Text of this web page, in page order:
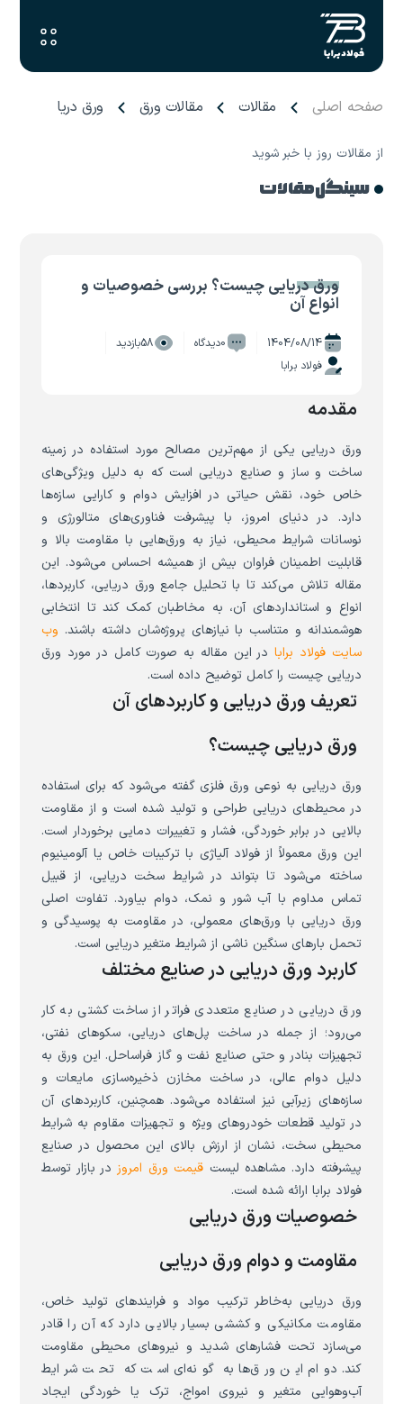
صفحه اصلی مقالات مقالات ورق ورق دریایی
از مقالات روز با خبر شوید
سینگل مقالات
ورق دریایی چیست؟ بررسی خصوصیات و
انواع آن
1404/08/14 0دیدگاه
58بازدید
فولاد برابا
مقدمه
ورق دریایی یکی از مهم‌ترین مصالح مورد استفاده در زمینه
ساخت و ساز و صنایع دریایی است که به دلیل ویژگی‌های
خاص خود، نقش حیاتی در افزایش دوام و کارایی سازه‌ها
دارد. در دنیای امروز، با پیشرفت فناوری‌های متالورژی و
نوسانات شرایط محیطی، نیاز به ورق‌هایی با مقاومت بالا و
قابلیت اطمینان فراوان بیش از همیشه احساس می‌شود. این
مقاله تلاش می‌کند تا با تحلیل جامع ورق دریایی، کاربردها،
انواع و استانداردهای آن، به مخاطبان کمک کند تا انتخابی
هوشمندانه و متناسب با نیازهای پروژه‌شان داشته باشند. وب
سایت فولاد برابادر این مقاله به صورت کامل در مورد ورق
دریایی چیست را کامل توضیح داده است.
تعریف ورق دریایی و کاربردهای آن
ورق دریایی چیست؟
ورق دریایی به نوعی ورق فلزی گفته می‌شود که برای استفاده
در محیط‌های دریایی طراحی و تولید شده است و از مقاومت
بالایی در برابر خوردگی، فشار و تغییرات دمایی برخوردار است.
این ورق معمولاً از فولاد آلیاژی با ترکیبات خاص یا آلومینیوم
ساخته می‌شود تا بتواند در شرایط سخت دریایی، از قبیل
تماس مداوم با آب شور و نمک، دوام بیاورد. تفاوت اصلی
ورق دریایی با ورق‌های معمولی، در مقاومت به پوسیدگی و
تحمل بارهای سنگین ناشی از شرایط متغیر دریایی است.
کاربرد ورق دریایی در صنایع مختلف
ورق دریایی در صنایع متعددی فراتر از ساخت کشتی به کار
می‌رود؛ از جمله در ساخت پل‌های دریایی، سکوهای نفتی،
تجهیزات بنادر و حتی صنایع نفت و گاز فراساحل. این ورق به
دلیل دوام عالی، در ساخت مخازن ذخیره‌سازی مایعات و
سازه‌های زیرآبی نیز استفاده می‌شود. همچنین، کاربردهای آن
در تولید قطعات خودروهای ویژه و تجهیزات مقاوم به شرایط
محیطی سخت، نشان از ارزش بالای این محصول در صنایع
پیشرفته دارد. مشاهده لیست قیمت ورق امروز در بازار توسط
فولاد برابا ارائه شده است.
خصوصیات ورق دریایی
مقاومت و دوام ورق دریایی
ورق دریایی به‌خاطر ترکیب مواد و فرایندهای تولید خاص،
مقاومت مکانیکی و کششی بسیار بالایی دارد که آن را قادر
می‌سازد تحت فشارهای شدید و نیروهای محیطی مقاومت
کند. دوام این ورق‌ها به گونه‌ای است که تحت شرایط
آب‌وهوایی متغیر و نیروی امواج، ترک یا خوردگی ایجاد